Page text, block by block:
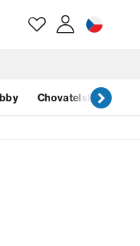
Chovatelské